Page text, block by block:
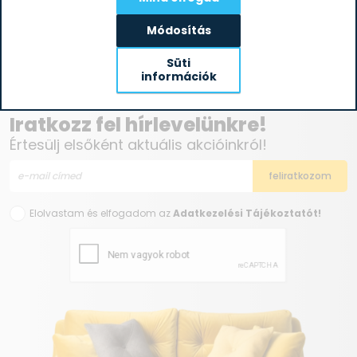
Clatronic FR 3699 H fekete
25 590
Iratkozz fel hírlevelünkre!
Értesülj elsőként aktuális akcióinkról!
Elolvastam és elfogadom azAdatkezelési Tájékoztatót!
Módosítás
Süti
információk